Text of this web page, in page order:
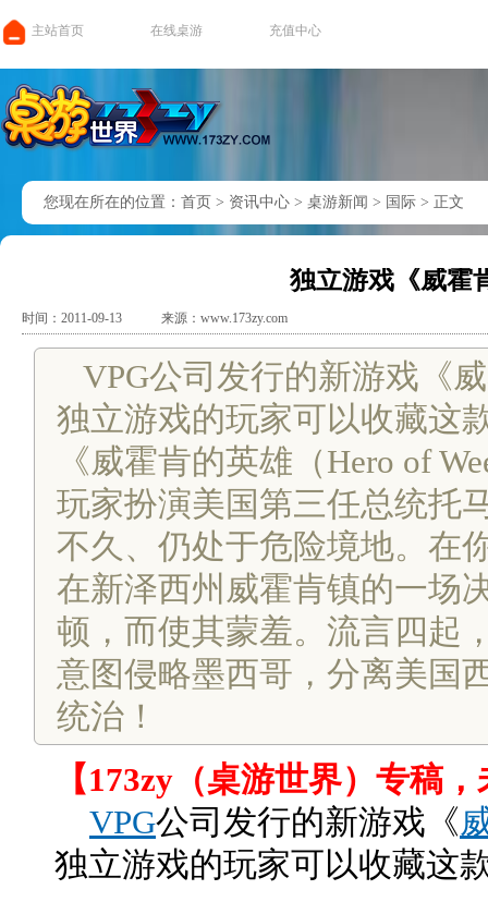
主站首页 在线桌游 充值中心
您现在所在的位置： 首页 > 资讯中心 > 桌游新闻 > 国际 > 正文
独立游戏《威霍
时间：2011-09-13 来源：www.173zy.com
VPG公司发行的新游戏《
独立游戏的玩家可以收藏这
《威霍肯的英雄（Hero of
玩家扮演美国第三任总统托
不久、仍处于危险境地。在
在新泽西州威霍肯镇的一场
顿，而使其蒙羞。流言四起
意图侵略墨西哥，分离美国
统治！
【173zy（桌游世界）专稿
VPG公司发行的新游戏《
独立游戏的玩家可以收藏这